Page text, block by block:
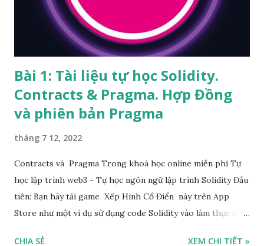
thể hiện của biểu đồ giá. Có nhiều khung thời gian được sử
dụng, phổ biến là 1 năm, 1 tháng, 1 tuần, 1 ngày, 4...
Bài 1: Tài liệu tự học Solidity.
Contracts & Pragma. Hợp Đồng
và phiên bản Pragma
tháng 7 12, 2022
Contracts và Pragma Trong khoá học online miễn phí Tự
học lập trình web3 - Tự học ngôn ngữ lập trình Solidity Đầu
tiên: Bạn hãy tải game Xếp Hình Cổ Điển này trên App
Store như một ví dụ sử dụng code Solidity vào làm thực tế.
CHIA SẺ XEM CHI TIẾT »